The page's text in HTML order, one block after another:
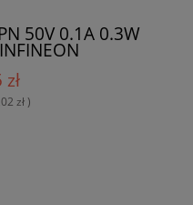
50V 0.1A 0.3W
zł )